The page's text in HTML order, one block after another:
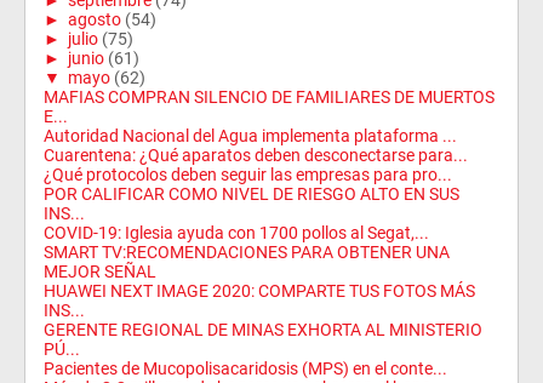
► agosto (54)
► julio (75)
► junio (61)
▼
mayo (62)
MAFIAS COMPRAN SILENCIO DE FAMILIARES DE MUERTOS
E...
Autoridad Nacional del Agua implementa plataforma ...
Cuarentena: ¿Qué aparatos deben desconectarse para...
¿Qué protocolos deben seguir las empresas para pro...
POR CALIFICAR COMO NIVEL DE RIESGO ALTO EN SUS
INS...
COVID-19: Iglesia ayuda con 1700 pollos al Segat,...
SMART TV:RECOMENDACIONES PARA OBTENER UNA
MEJOR SEÑAL
HUAWEI NEXT IMAGE 2020: COMPARTE TUS FOTOS MÁS
INS...
GERENTE REGIONAL DE MINAS EXHORTA AL MINISTERIO
PÚ...
Pacientes de Mucopolisacaridosis (MPS) en el conte...